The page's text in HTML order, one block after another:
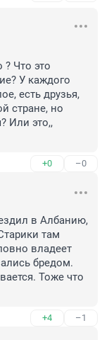
? Что это
У каждого
есть друзья,
стране, но
Или это,,
+0 –0
в Албанию,
там
владеет
бредом.
Тоже что
+4 –1